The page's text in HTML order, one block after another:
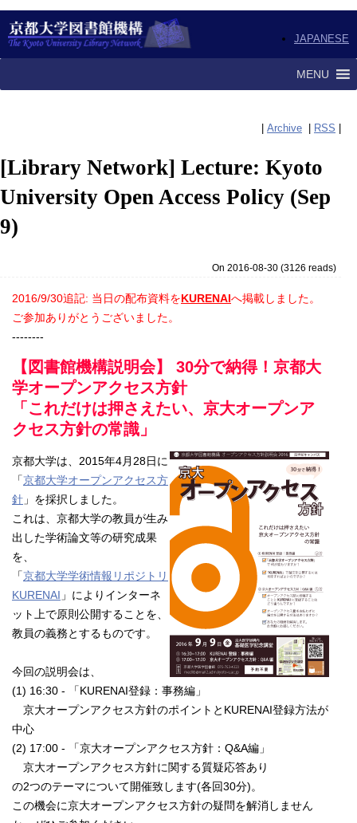
JAPANESE
MENU
Archive RSS
[Library Network] Lecture: Kyoto
University Open Access Policy (Sep
9)
On 2016-08-30(3126 reads)
2016/9/30追記: 当日の配布資料をKURENAIへ掲載しました。
ご参加ありがとうございました。
--------
【図書館機構説明会】 30分で納得！京都大
学オープンアクセス方針
「これだけは押さえたい、京大オープンア
クセス方針の常識」
京都大学は、2015年4月28日に
「京都大学オープンアクセス方
針 」を採択しました。
これは、京都大学の教員が生み
出した学術論文等の研究成果
を、
「京都大学学術情報リポジトリ
KURENAI 」によりインターネ
ット上で原則公開することを、
教員の義務とするものです。
今回の説明会は、
(1) 16:30 - 「KURENAI登録：事務編」
京大オープンアクセス方針のポイントとKURENAI登録方法が
中心
(2) 17:00 - 「京大オープンアクセス方針：Q&A編」
京大オープンアクセス方針に関する質疑応答あり
の2つのテーマについて開催致します(各回30分)。
この機会に京大オープンアクセス方針の疑問を解消しません